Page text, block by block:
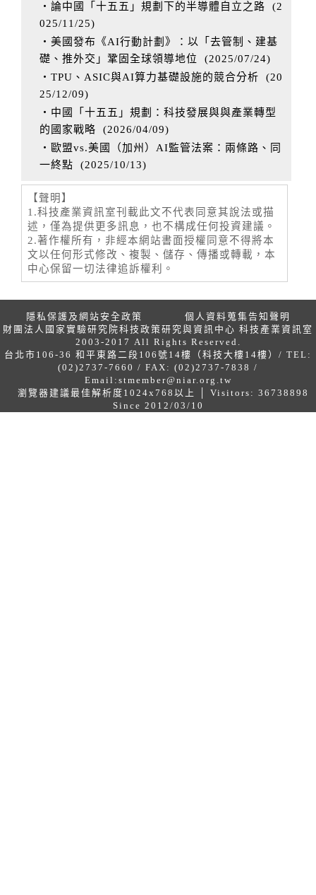
‧論中國「十五五」規劃下的半導體自立之路 (2
025/11/25)
‧美國發布《AI行動計劃》：以「去管制、建基
礎、推外交」鞏固全球領導地位
(2025/07/24)
‧TPU、ASIC與AI算力基礎設施的競合分析 (20
25/12/09)
‧中國「十五五」規劃：科技發展與與產業轉型
的國家戰略 (2026/04/09)
‧歐盟vs.美國（加州）AI監管法案：兩條路、同
一終點 (2025/10/13)
【聲明】
1.科技產業資訊室刊載此文不代表同意其說法或描
述，僅為提供更多訊息，也不構成任何投資建議。
2.著作權所有，非經本網站書面授權同意不得將本
文以任何形式修改、複製、儲存、傳播或轉載，本
中心保留一切法律追訴權利。
隱私保護及網站安全政策
個人資料蒐集告知聲明
財團法人國家實驗研究院科技政策研究與資訊中心 科技產業資訊室
2003-2017 All Rights Reserved.
台北市106-36 和平東路二段106號14樓（科技大樓14樓）/ TEL:
(02)2737-7660 / FAX: (02)2737-7838 /
Email: stmember@niar.org.tw
瀏覽器建議最佳解析度1024x768以上 │ Visitors: 36738898
Since 2012/03/10